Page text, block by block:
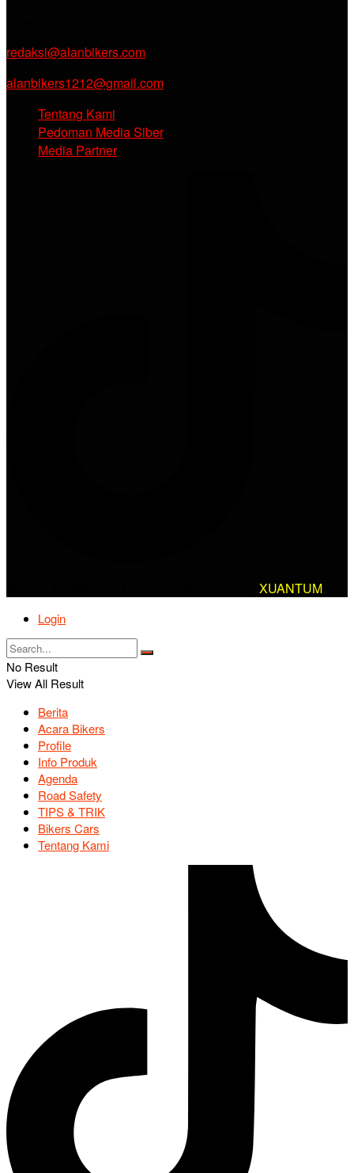
redaksi@alanbikers.com
alanbikers1212@gmail.com
Tentang Kami
Pedoman Media Siber
Media Partner
XUANTUM
Login
No Result
View All Result
Berita
Acara Bikers
Profile
Info Produk
Agenda
Road Safety
TIPS & TRIK
Bikers Cars
Tentang Kami